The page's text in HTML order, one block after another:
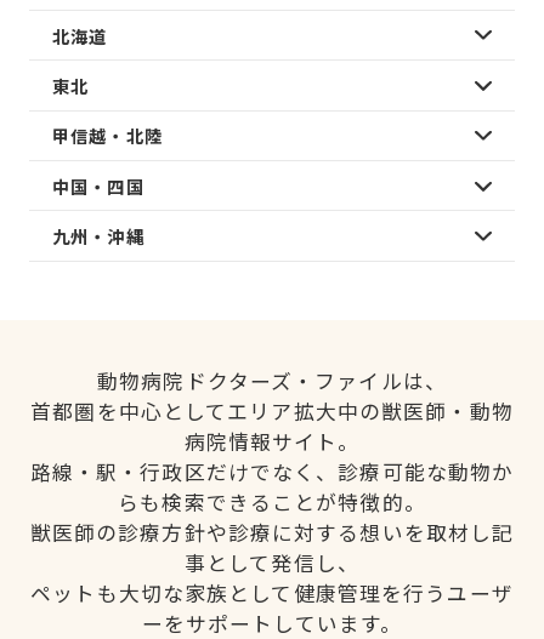
北海道
東北
甲信越・北陸
中国・四国
九州・沖縄
動物病院ドクターズ・ファイルは、
首都圏を中心としてエリア拡大中の獣医師・動物
病院情報サイト。
路線・駅・行政区だけでなく、診療可能な動物か
らも検索できることが特徴的。
獣医師の診療方針や診療に対する想いを取材し記
事として発信し、
ペットも大切な家族として健康管理を行うユーザ
ーをサポートしています。